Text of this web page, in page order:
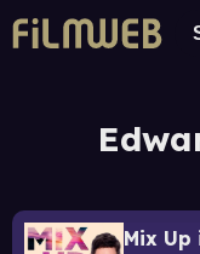
Mix